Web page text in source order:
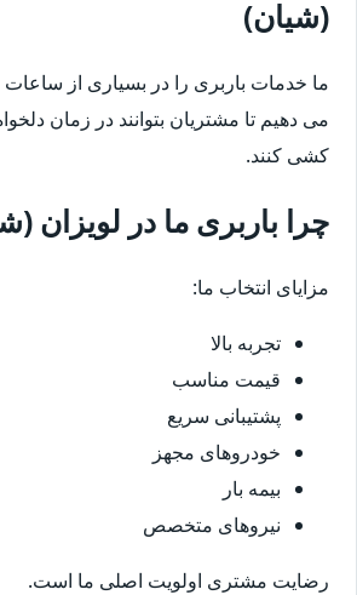
(شیان)
ما خدمات باربری را در بسیاری از ساعات
می دهیم تا مشتریان بتوانند در زمان
کشی کنند.
چرا باربری ما در لویزان
مزایای انتخاب ما:
تجربه بالا
قیمت مناسب
پشتیبانی سریع
خودروهای مجهز
بیمه بار
نیروهای متخصص
رضایت مشتری اولویت اصلی ما است.